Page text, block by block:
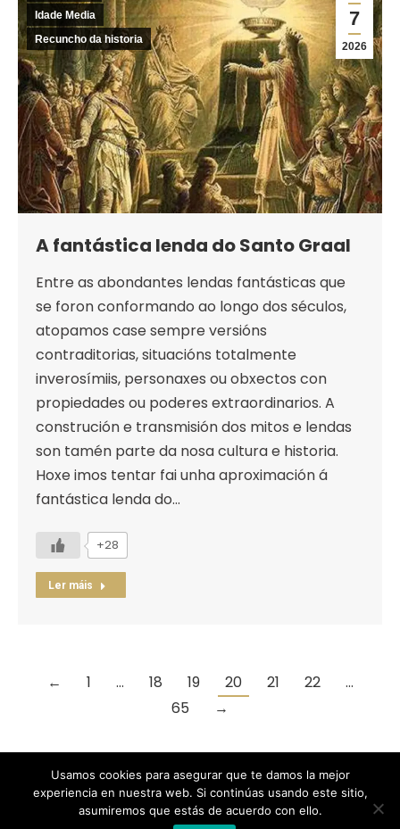
7
2026
Idade Media
Recuncho da historia
A fantástica lenda do Santo Graal
Entre as abondantes lendas fantásticas que
se foron conformando ao longo dos séculos,
atopamos case sempre versións
contraditorias, situacións totalmente
inverosímiis, personaxes ou obxectos con
propiedades ou poderes extraordinarios. A
construción e transmisión dos mitos e lendas
son tamén parte da nosa cultura e historia.
Hoxe imos tentar fai unha aproximación á
fantástica lenda do…
+28
Ler máis
← 1 … 18 19 20 21 22
…
65
→
Designed by Animation Graphics
Usamos cookies para asegurar que te damos la mejor
experiencia en nuestra web. Si continúas usando este sitio,
asumiremos que estás de acuerdo con ello.